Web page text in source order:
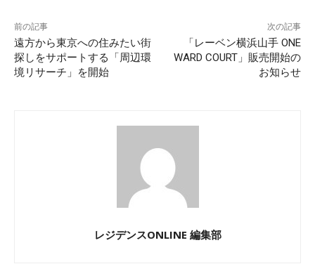
前の記事
遠方から東京への住みたい街
探しをサポートする「周辺環
境リサーチ」を開始
次の記事
「レーベン横浜山手 ONE
WARD COURT」販売開始の
お知らせ
レジデンスONLINE 編集部